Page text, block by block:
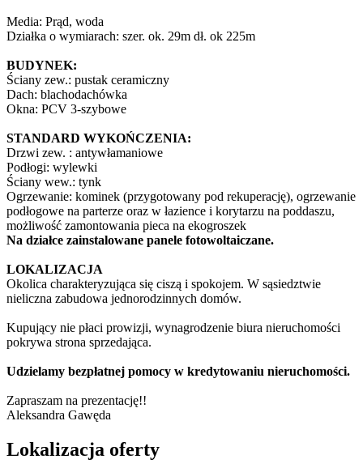
Media: Prąd, woda
Działka o wymiarach: szer. ok. 29m dł. ok 225m
BUDYNEK:
Ściany zew.: pustak ceramiczny
Dach: blachodachówka
Okna: PCV 3-szybowe
STANDARD WYKOŃCZENIA:
Drzwi zew. : antywłamaniowe
Podłogi: wylewki
Ściany wew.: tynk
Ogrzewanie: kominek (przygotowany pod rekuperację), ogrzewanie
podłogowe na parterze oraz w łazience i korytarzu na poddaszu,
możliwość zamontowania pieca na ekogroszek
Na działce zainstalowane panele fotowoltaiczane.
LOKALIZACJA
Okolica charakteryzująca się ciszą i spokojem. W sąsiedztwie
nieliczna zabudowa jednorodzinnych domów.
Kupujący nie płaci prowizji, wynagrodzenie biura nieruchomości
pokrywa strona sprzedająca.
Udzielamy bezpłatnej pomocy w kredytowaniu nieruchomości.
Zapraszam na prezentację!!
Aleksandra Gawęda
Lokalizacja oferty